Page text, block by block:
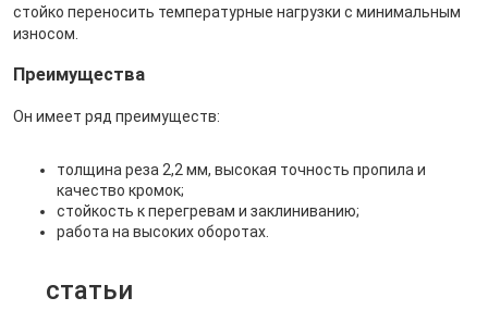
стойко переносить температурные нагрузки с минимальным
износом.
Преимущества
Он имеет ряд преимуществ:
толщина реза 2,2 мм, высокая точность пропила и
качество кромок;
стойкость к перегревам и заклиниванию;
работа на высоких оборотах.
статьи